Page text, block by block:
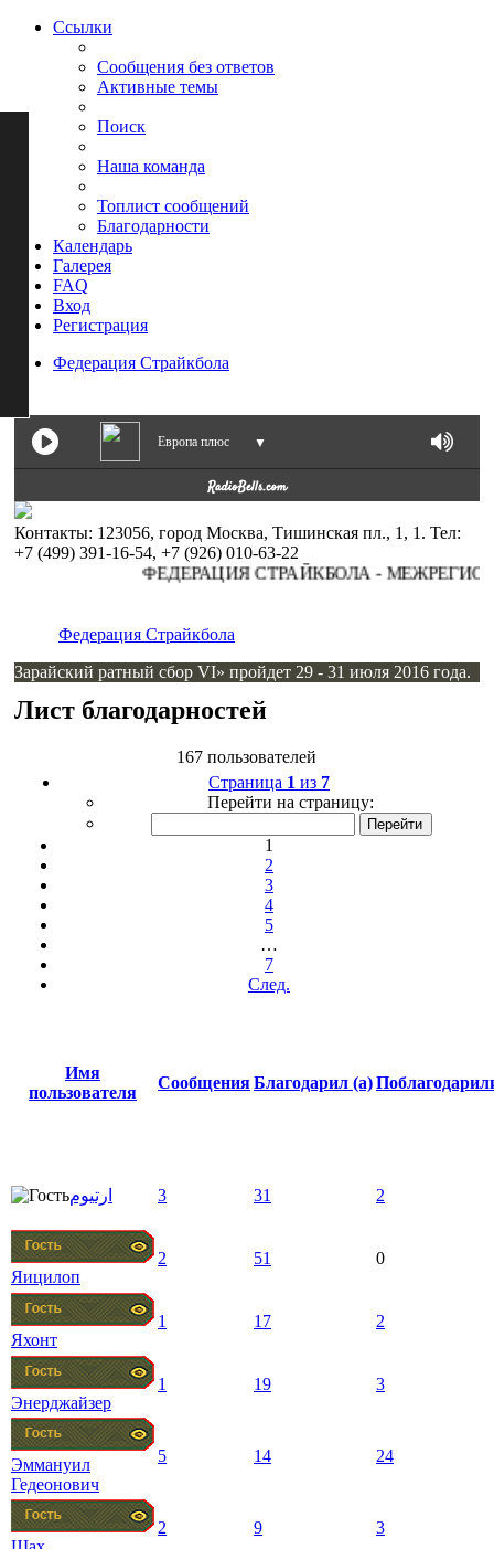
Ссылки
Сообщения без ответов
Активные темы
Поиск
Наша команда
Топлист сообщений
Благодарности
Календарь
Галерея
FAQ
Вход
Регистрация
Федерация Страйкбола
Европа плюс ▼
Контакты: 123056, город Москва, Тишинская пл., 1, 1. Тел:
+7 (499) 391-16-54, +7 (926) 010-63-22
ФЕДЕРАЦИЯ СТРАЙКБОЛА -
Федерация Страйкбола
Зарайский ратный сбор VI» пройдет 29 - 31 июля 2016 года.
Лист благодарностей
167 пользователей
Страница 1 из 7
Перейти на страницу:
1
2
3
4
5
…
7
След.
Имя
пользователя
СообщенияБлагодарил (а)
ارتيوم 3 31 2
Яицилоп
2 51 0
Яхонт
1 17 2
Энерджайзер
1 19 3
Эммануил
Гедеонович
5 14 24
2 9 3